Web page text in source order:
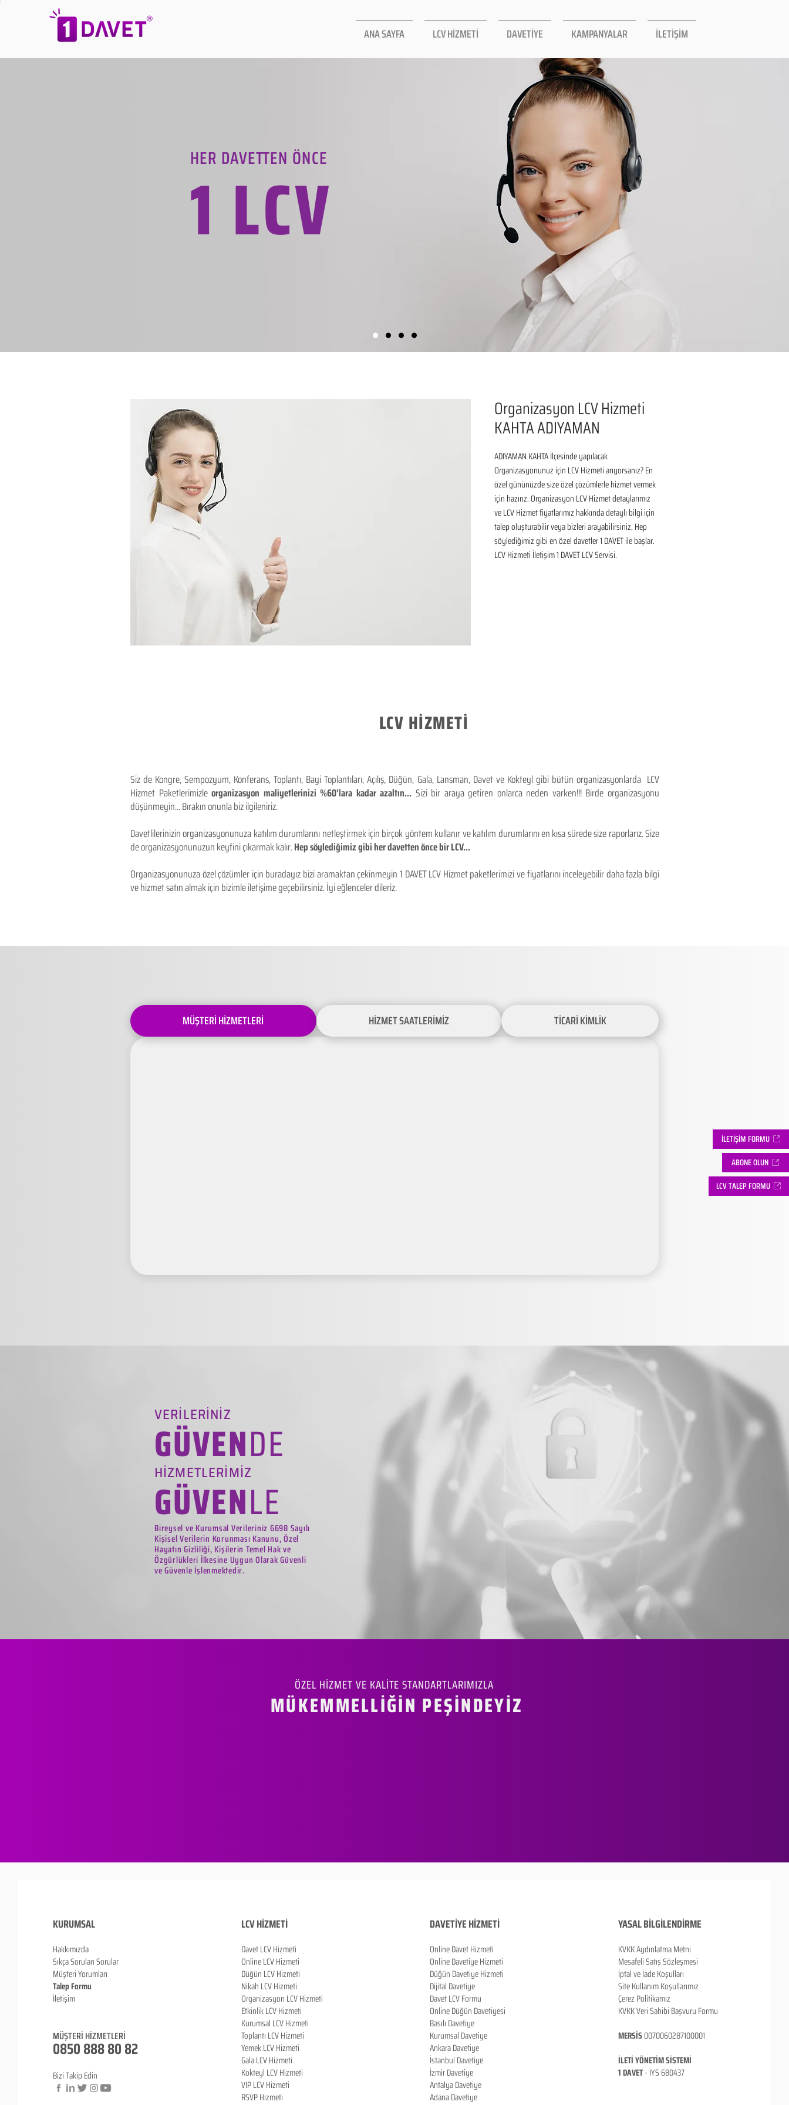
ANA SAYFA LCV HİZMETİ DAVETİYE KAMPANYALAR İLETİŞİM
ABONE OLUN
LCV TALEP FORMU
İLETİŞİM FORMU
HER DAVETTEN ÖNCE
1 LCV
Organizasyon LCV Hizmeti
KAHTA ADIYAMAN
ADIYAMAN KAHTA İlçesinde yapılacak
Organizasyonunuz için LCV Hizmeti arıyorsanız? En
özel gününüzde size özel çözümlerle hizmet vermek
için hazırız. Organizasyon LCV Hizmet detaylarımız
ve LCV Hizmet fiyatlarımız hakkında detaylı bilgi için
talep oluşturabilir veya bizleri arayabilirsiniz. Hep
söylediğimiz gibi en özel davetler 1 DAVET ile başlar.
LCV Hizmeti İletişim 1 DAVET LCV Servisi.
LCV HİZMETİ
Siz de Kongre, Sempozyum, Konferans, Toplantı, Bayi Toplantıları, Açılış, Düğün, Gala, Lansman, Davet ve Kokteyl gibi bütün organizasyonlarda LCV
Hizmet Paketlerimizleorganizasyon maliyetlerinizi %60'lara kadar azaltın... Sizi bir araya getiren onlarca neden varken!!! Birde organizasyonu
düşünmeyin... Bırakın onunla biz ilgileniriz.
Davetlilerinizin organizasyonunuza katılım durumlarını netleştirmek için birçok yöntem kullanır ve katılım durumlarını en kısa sürede size raporlarız. Size
de organizasyonunuzun keyfini çıkarmak kalır.Hep söylediğimiz gibi her davetten önce bir LCV...
Organizasyonunuza özel çözümler için buradayız bizi aramaktan çekinmeyin 1 DAVET LCV Hizmet paketlerimizi ve fiyatlarını inceleyebilir daha fazla bilgi
ve hizmet satın almak için bizimle iletişime geçebilirsiniz. İyi eğlenceler dileriz.
MÜŞTERİ HİZMETLERİ HİZMET SAATLERİMİZ TİCARİ KİMLİK
VERİLERİNİZ
GÜVENDE
HİZMETLERİMİZ
GÜVENLE
Bireysel ve Kurumsal Verileriniz 6698 Sayılı
Kişisel Verilerin Korunması Kanunu, Özel
Hayatın Gizliliği, Kişilerin Temel Hak ve
Özgürlükleri İlkesine Uygun Olarak Güvenli
ve Güvenle İşlenmektedir.
ÖZEL HİZMET VE KALİTE STANDARTLARIMIZLA
MÜKEMMELLİĞİN PEŞİNDEYİZ
KURUMSAL
Hakkımızda
Sıkça Sorulan Sorular
Müşteri Yorumları
Talep Formu
İletişim
MÜŞTERİ HİZMETLERİ
0850 888 80 82
Bizi Takip Edin
LCV HİZMETİ
Davet LCV Hizmeti
Online LCV Hizmeti
Düğün LCV Hizmeti
Nikah LCV Hizmeti
Organizasyon LCV Hizmeti
Etkinlik LCV Hizmeti
Kurumsal LCV Hizmeti
Toplantı LCV Hizmeti
Yemek LCV Hizmeti
Gala LCV Hizmeti
Kokteyl LCV Hizmeti
VIP LCV Hizmeti
RSVP Hizmeti
DAVETİYE HİZMETİ
Online Davet Hizmeti
Online Davetiye Hizmeti
Düğün Davetiye Hizmeti
Dijital Davetiye
Davet LCV Formu
Online Düğün Davetiyesi
Basılı Davetiye
Kurumsal Davetiye
Ankara Davetiye
İstanbul Davetiye
İzmir Davetiye
Antalya Davetiye
Adana Davetiye
YASAL BİLGİLENDİRME
KVKK Aydınlatma Metni
Mesafeli Satış Sözleşmesi
İptal ve İade Koşulları
Site Kullanım Koşullarımız
Çerez Politikamız
KVKK Veri Sahibi Başvuru Formu
MERSİS0070060287100001
İLETİ YÖNETİM SİSTEMİ
1 DAVET- İYS 680437